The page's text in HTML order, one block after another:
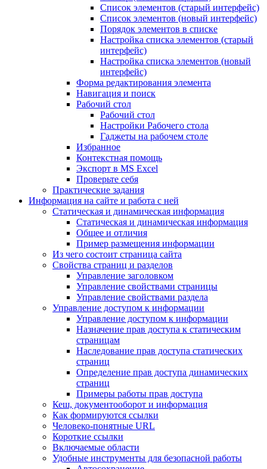
Список элементов (старый интерфейс)
Список элементов (новый интерфейс)
Порядок элементов в списке
Настройка списка элементов (старый
интерфейс)
Настройка списка элементов (новый
интерфейс)
Форма редактирования элемента
Навигация и поиск
Рабочий стол
Рабочий стол
Настройки Рабочего стола
Гаджеты на рабочем столе
Избранное
Контекстная помощь
Экспорт в MS Excel
Проверьте себя
Практические задания
Информация на сайте и работа с ней
Статическая и динамическая информация
Статическая и динамическая информация
Общее и отличия
Пример размещения информации
Из чего состоит страница сайта
Свойства страниц и разделов
Управление заголовком
Управление свойствами страницы
Управление свойствами раздела
Управление доступом к информации
Управление доступом к информации
Назначение прав доступа к статическим
страницам
Наследование прав доступа статических
страниц
Определение прав доступа динамических
страниц
Примеры работы прав доступа
Кеш, документооборот и информация
Как формируются ссылки
Человеко-понятные URL
Короткие ссылки
Включаемые области
Удобные инструменты для безопасной работы